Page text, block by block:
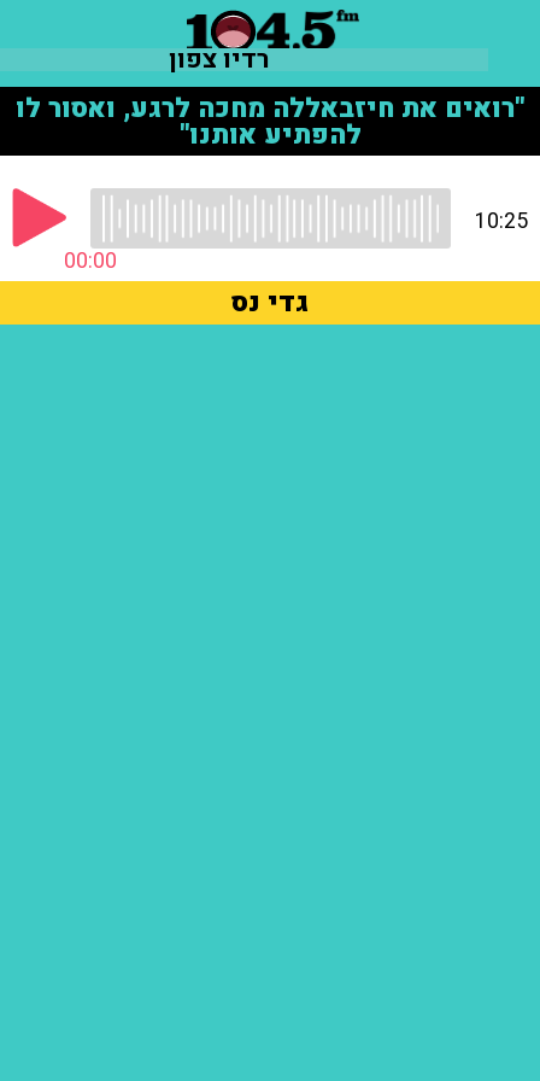
רדיו צפון
"רואים את חיזבאללה מחכה לרגע, ואסור לו
להפתיע אותנו"
00:00
10:25
גדי נס